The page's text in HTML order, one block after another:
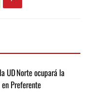
UD Norte ocupará la
Preferente